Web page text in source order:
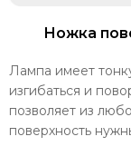
Ножка
Лампа имеет
изгибаться и
позволяет из
поверхность